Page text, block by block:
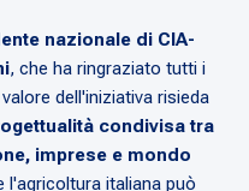
nazionale di CIA-
, che ha ringraziato tutti i
dell'iniziativa risieda
condivisa tra
imprese e mondo
l'agricoltura italiana può